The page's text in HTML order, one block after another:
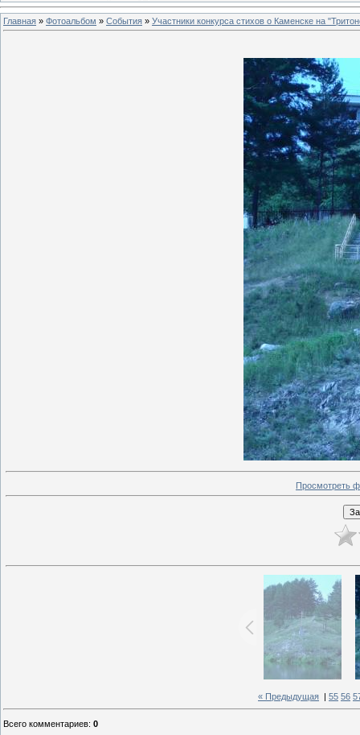
Главная » Фотоальбом » События » Участники конкурса стихов о Каменске на
Просмотреть
« Предыдущая 55 56
Всего комментариев: 0